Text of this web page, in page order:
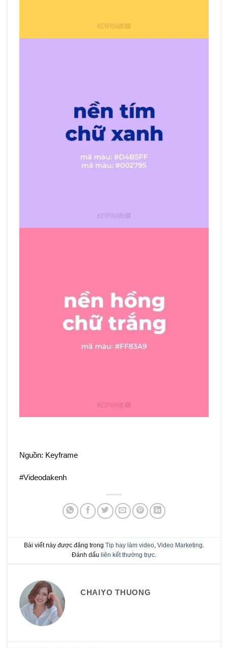
Nguồn: Keyframe
#Videodakenh
Bài viết này được đăng trong Tip hay làm video, Video Marketing.
Đánh dấu liên kết thường trực.
CHAIYO THUONG